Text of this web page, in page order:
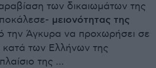
των δικαιωμάτων της
μειονότητας της
την Άγκυρα να προχωρήσει σε
κατά των Ελλήνων της
της …